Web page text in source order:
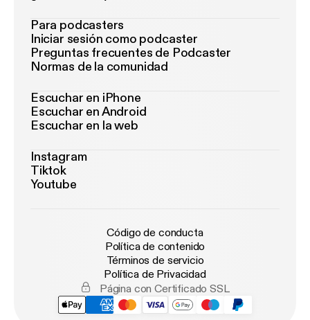
Para podcasters
Iniciar sesión como podcaster
Preguntas frecuentes de Podcaster
Normas de la comunidad
Escuchar en iPhone
Escuchar en Android
Escuchar en la web
Instagram
Tiktok
Youtube
Código de conducta
Política de contenido
Términos de servicio
Política de Privacidad
Página con Certificado SSL